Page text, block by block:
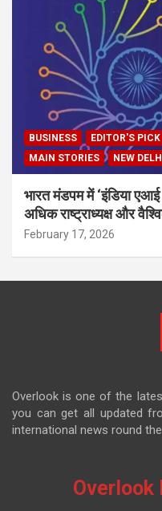
BUSINESS EDITOR'S PICK
MAIN STORIES
NEW DELHI
भारत मंडपम में ‘इंडिया
अधिक राष्ट्राध्यक्ष और
February 17, 2026
Overlook is one of the
you can get all updated
international news round
Overlook